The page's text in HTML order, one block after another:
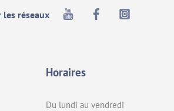
les réseaux
Youtube Facebook
Horaires
Du lundi au vendredi